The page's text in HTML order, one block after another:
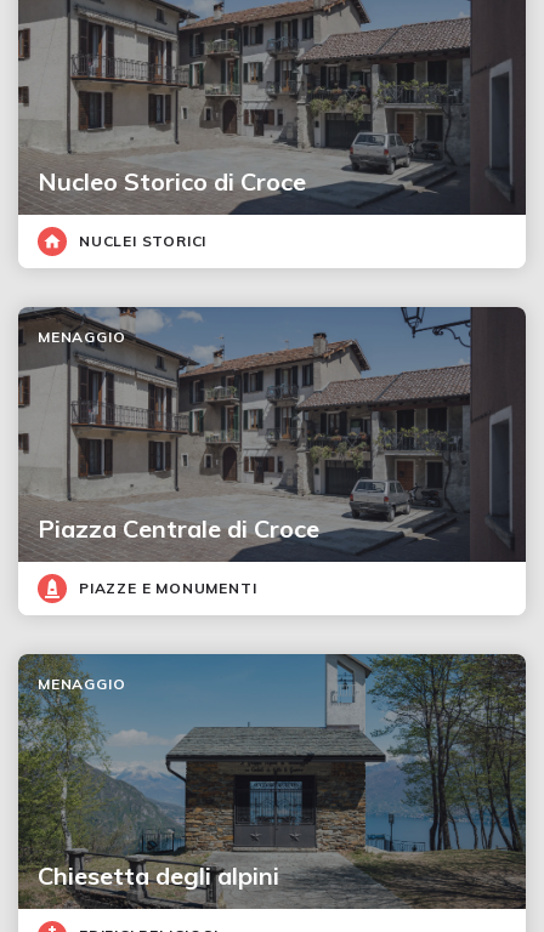
Nucleo Storico di Croce
NUCLEI STORICI
Piazza Centrale di Croce
MENAGGIO
PIAZZE E MONUMENTI
Chiesetta degli alpini
MENAGGIO